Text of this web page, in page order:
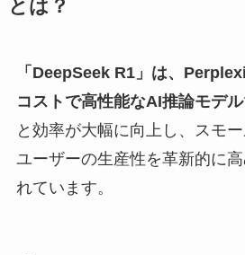
とは？
「DeepSeek R1」は、
コストで高性能なAI推論モデル
と効率が大幅に向上し、スモ
ユーザーの生産性を革新的に
れています。